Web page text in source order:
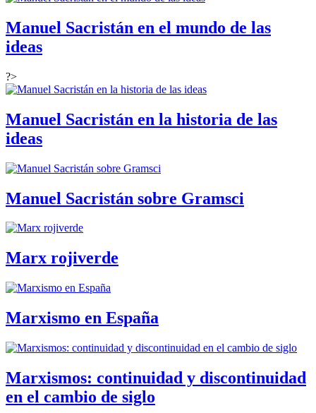
Manuel Sacristán en el mundo de las
ideas
?>
Manuel Sacristán en la historia de las
ideas
Manuel Sacristán sobre Gramsci
Marx rojiverde
Marxismo en España
Marxismos: continuidad y discontinuidad
en el cambio de siglo